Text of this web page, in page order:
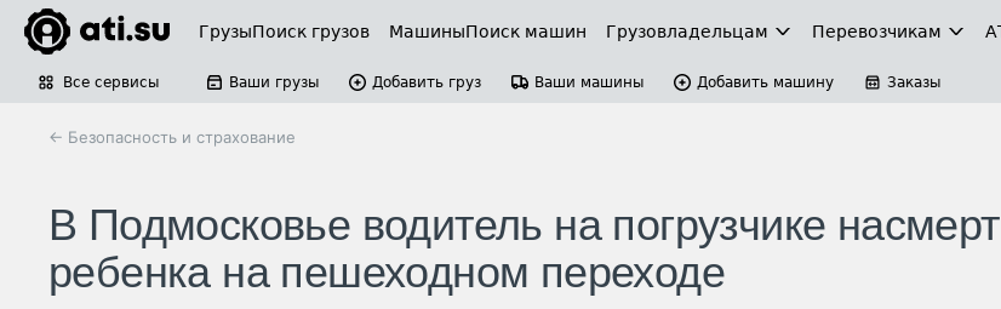
ГрузыПоиск грузов МашиныПоиск машин Грузовладельцам Перевозчикам
Все сервисы Ваши грузы Добавить груз Ваши машины Добавить машину Заказы
← Безопасность и страхование
В Подмосковье водитель на погрузчике
ребенка на пешеходном переходе